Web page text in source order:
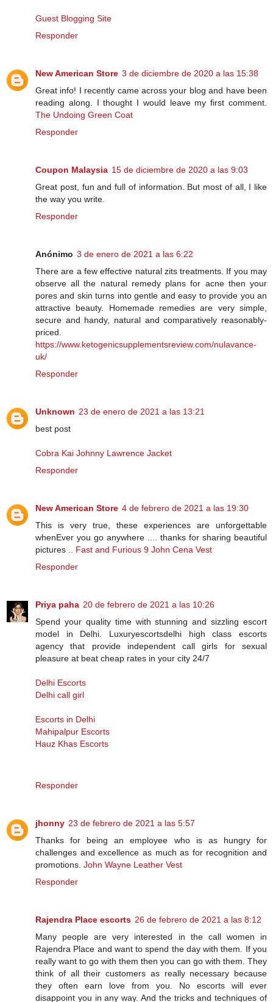
Guest Blogging Site
Responder
New American Store 3 de diciembre de 2020 a las 15:38
Great info! I recently came across your blog and have been
reading along. I thought I would leave my first comment.
The Undoing Green Coat
Responder
Coupon Malaysia 15 de diciembre de 2020 a las 9:03
Great post, fun and full of information. But most of all, I like
the way you write.
Responder
Anónimo 3 de enero de 2021 a las 6:22
There are a few effective natural zits treatments. If you may
observe all the natural remedy plans for acne then your
pores and skin turns into gentle and easy to provide you an
attractive beauty. Homemade remedies are very simple,
secure and handy, natural and comparatively reasonably-
priced.
https://www.ketogenicsupplementsreview.com/nulavance-
uk/
Responder
Unknown 23 de enero de 2021 a las 13:21
best post
Cobra Kai Johnny Lawrence Jacket
Responder
New American Store 4 de febrero de 2021 a las 19:30
This is very true, these experiences are unforgettable
whenEver you go anywhere .... thanks for sharing beautiful
pictures .. Fast and Furious 9 John Cena Vest
Responder
Priya paha 20 de febrero de 2021 a las 10:26
Spend your quality time with stunning and sizzling escort
model in Delhi. Luxuryescortsdelhi high class escorts
agency that provide independent call girls for sexual
pleasure at beat cheap rates in your city 24/7
Delhi Escorts
Delhi call girl
Escorts in Delhi
Mahipalpur Escorts
Hauz Khas Escorts
Responder
jhonny 23 de febrero de 2021 a las 5:57
Thanks for being an employee who is as hungry for
challenges and excellence as much as for recognition and
promotions. John Wayne Leather Vest
Responder
Rajendra Place escorts 26 de febrero de 2021 a las 8:12
Many people are very interested in the call women in
Rajendra Place and want to spend the day with them. If you
really want to go with them then you can go with them. They
think of all their customers as really necessary because
they often earn love from you. No escorts will ever
disappoint you in any way. And the tricks and techniques of